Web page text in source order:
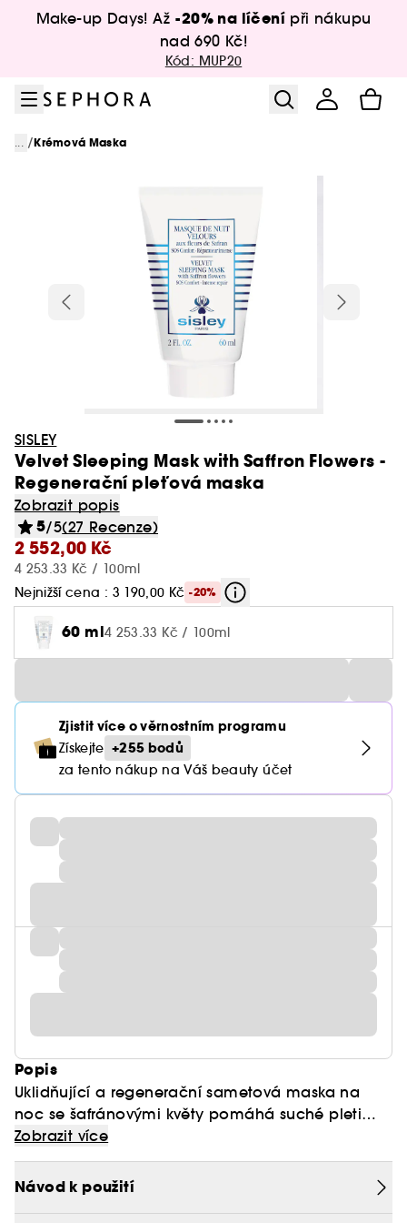
Přejít na hlavní obsah
Make-up Days! Až -20% na líčení při nákupu
nad 690 Kč!
Kód: MUP20
... /Krémová Maska
SISLEY
Velvet Sleeping Mask with Saffron Flowers -
Regenerační pleťová maska
Zobrazit popis
5/5(27 Recenze)
2 552,00 Kč
4 253.33 Kč / 100ml
Nejnižší cena : 3 190,00 Kč -20%
60 ml4 253.33 Kč / 100ml
Zjistit více o věrnostním programu
Získejte +255 bodů
za tento nákup na Váš beauty účet
Popis
Uklidňující a regenerační sametová maska na
noc ​​se šafránovými květy pomáhá suché pleti
"získat svou sílu" "přes noc.
Optimalizuje noční přirozenou aktivitu kůže. V
noci je pleť chráněná před poškozením a kůže se
Zobrazit více
Návod k použití